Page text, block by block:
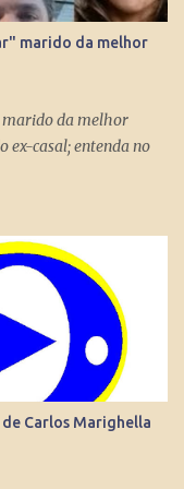
dia para noite, a
anônimos
Juliette, mas ai já é
marido da melhor
marido da melhor
ex-casal; entenda no
Carlos Marighella